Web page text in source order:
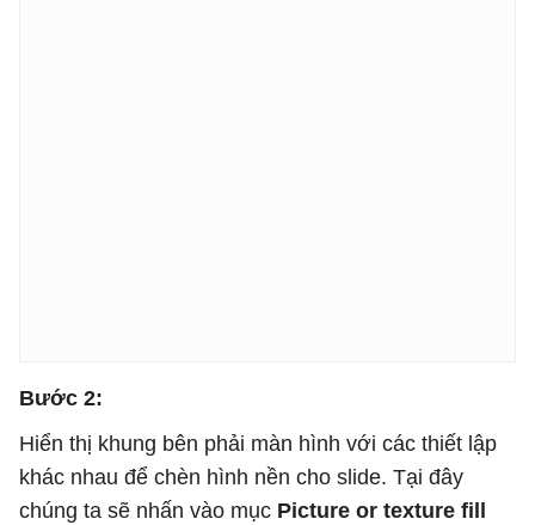
Bước 2:
Hiển thị khung bên phải màn hình với các thiết lập
khác nhau để chèn hình nền cho slide. Tại đây
chúng ta sẽ nhấn vào mục Picture or texture fill